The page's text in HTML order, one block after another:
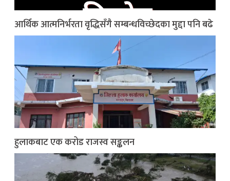
आर्थिक आत्मनिर्भरता वृद्धिसँगै सम्बन्धविच्छेदका मुद्दा पनि बढे
हुलाकबाट एक करोड राजस्व सङ्कलन